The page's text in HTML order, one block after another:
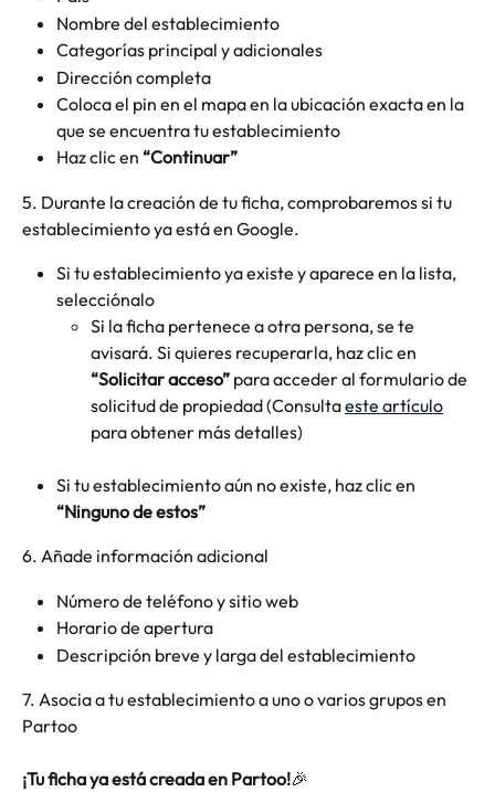
Nombre del establecimiento
Categorías principal y adicionales
Dirección completa
Coloca el pin en el mapa en la ubicación exacta en la
que se encuentra tu establecimiento
Haz clic en “Continuar”
5. Durante la creación de tu ficha, comprobaremos si tu
establecimiento ya está en Google.
Si tu establecimiento ya existe y aparece en la lista,
selecciónalo
Si la ficha pertenece a otra persona, se te
avisará. Si quieres recuperarla, haz clic en
“Solicitar acceso” para acceder al formulario de
solicitud de propiedad (Consulta este artículo
para obtener más detalles)
Si tu establecimiento aún no existe, haz clic en
“Ninguno de estos”
6. Añade información adicional
Número de teléfono y sitio web
Horario de apertura
Descripción breve y larga del establecimiento
7. Asocia a tu establecimiento a uno o varios grupos en
Partoo
¡Tu ficha ya está creada en Partoo!🎉